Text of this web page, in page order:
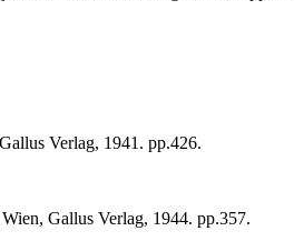
Verlag, 1941. pp.426.
Gallus Verlag, 1944. pp.357.